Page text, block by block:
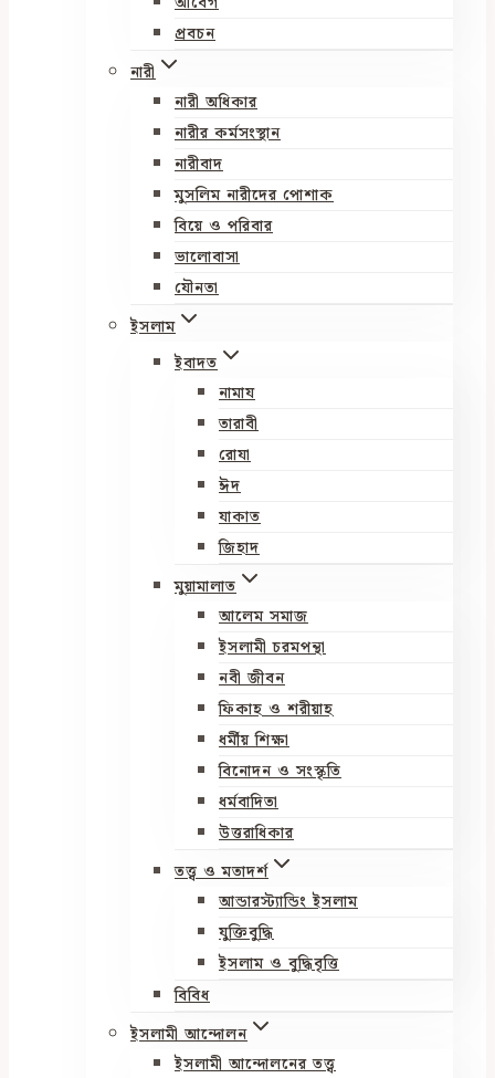
প্রবচন
নারী
নারী অধিকার
নারীর কর্মসংস্থান
নারীবাদ
মুসলিম নারীদের পোশাক
বিয়ে ও পরিবার
ভালোবাসা
যৌনতা
ইসলাম
ইবাদত
নামায
তারাবী
রোযা
ঈদ
যাকাত
জিহাদ
মুয়ামালাত
আলেম সমাজ
ইসলামী চরমপন্থা
নবী জীবন
ফিকাহ ও শরীয়াহ
ধর্মীয় শিক্ষা
বিনোদন ও সংস্কৃতি
ধর্মবাদিতা
উত্তরাধিকার
তত্ত্ব ও মতাদর্শ
আন্ডারস্ট্যান্ডিং ইসলাম
যুক্তিবুদ্ধি
ইসলাম ও বুদ্ধিবৃত্তি
বিবিধ
ইসলামী আন্দোলন
ইসলামী আন্দোলনের তত্ত্ব